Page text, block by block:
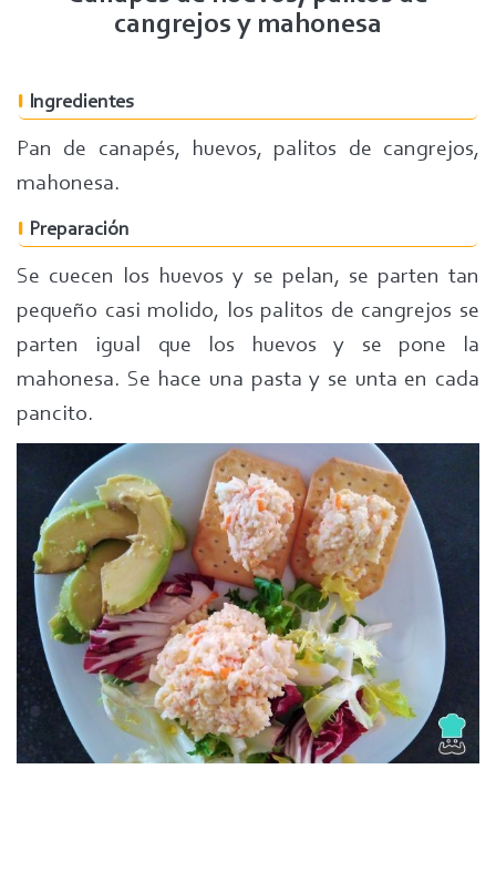
cangrejos y mahonesa
Ingredientes
Pan de canapés, huevos, palitos de cangrejos,
mahonesa.
Preparación
Se cuecen los huevos y se pelan, se parten tan
pequeño casi molido, los palitos de cangrejos se
parten igual que los huevos y se pone la
mahonesa. Se hace una pasta y se unta en cada
pancito.